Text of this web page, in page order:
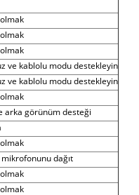
ve kablolu modu destekleyin
ve kablolu modu destekleyin
arka görünüm desteği
dağıt